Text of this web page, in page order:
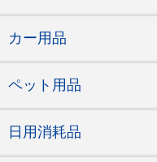
カー用品
ペット用品
日用消耗品